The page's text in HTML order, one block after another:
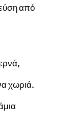
από
χωριά.